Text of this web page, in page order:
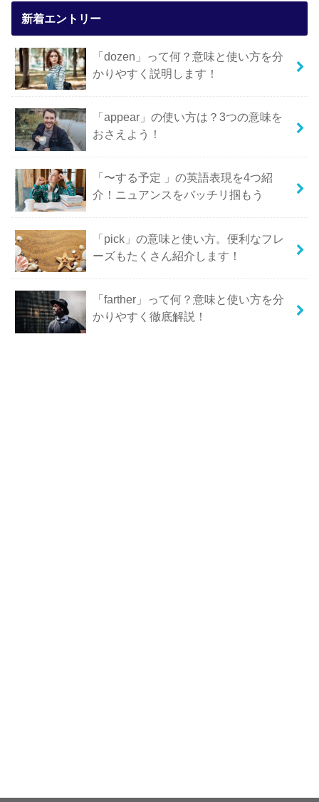
新着エントリー
「dozen」って何？意味と使い方を分
かりやすく説明します！
「appear」の使い方は？3つの意味を
おさえよう！
「〜する予定 」の英語表現を4つ紹
介！ニュアンスをバッチリ掴もう
「pick」の意味と使い方。便利なフレ
ーズもたくさん紹介します！
「farther」って何？意味と使い方を分
かりやすく徹底解説！